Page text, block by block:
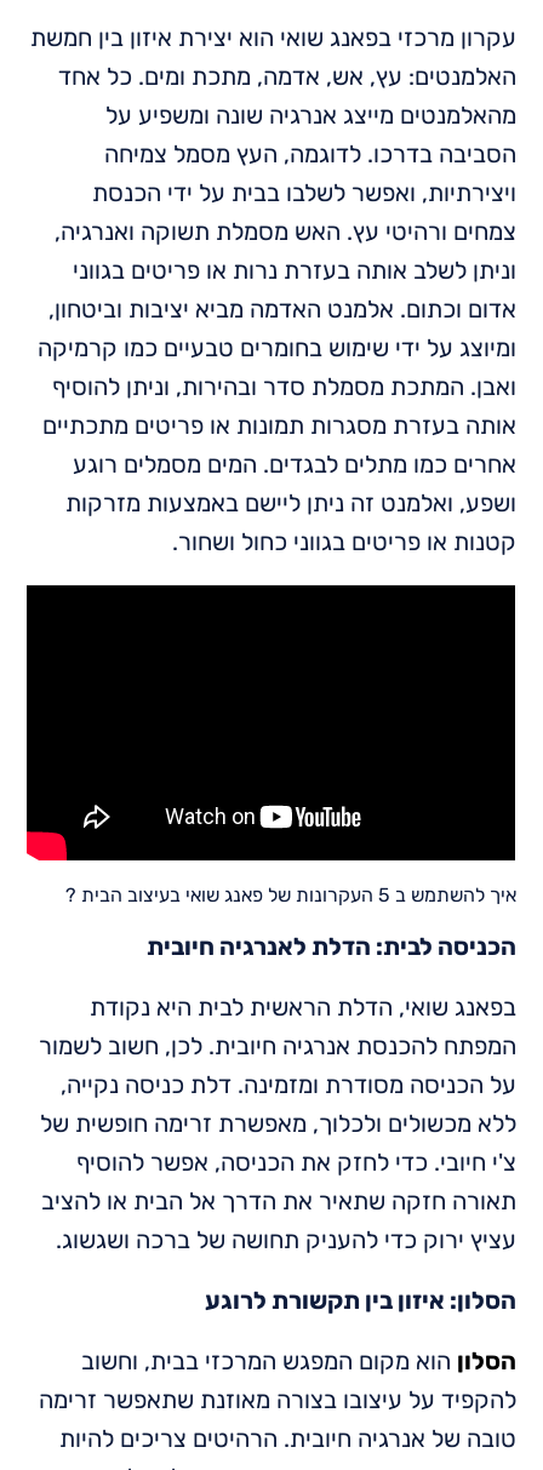
עקרון מרכזי בפאנג שואי הוא יצירת איזון בין חמשת
האלמנטים: עץ, אש, אדמה, מתכת ומים. כל אחד
מהאלמנטים מייצג אנרגיה שונה ומשפיע על
הסביבה בדרכו. לדוגמה, העץ מסמל צמיחה
ויצירתיות, ואפשר לשלבו בבית על ידי הכנסת
צמחים ורהיטי עץ. האש מסמלת תשוקה ואנרגיה,
וניתן לשלב אותה בעזרת נרות או פריטים בגווני
אדום וכתום. אלמנט האדמה מביא יציבות וביטחון,
ומיוצג על ידי שימוש בחומרים טבעיים כמו קרמיקה
ואבן. המתכת מסמלת סדר ובהירות, וניתן להוסיף
אותה בעזרת מסגרות תמונות או פריטים מתכתיים
אחרים כמו מתלים לבגדים. המים מסמלים רוגע
ושפע, ואלמנט זה ניתן ליישם באמצעות מזרקות
קטנות או פריטים בגווני כחול ושחור.
איך להשתמש ב 5 העקרונות של פאנג שואי בעיצוב הבית ?
הכניסה לבית: הדלת לאנרגיה חיובית
בפאנג שואי, הדלת הראשית לבית היא נקודת
המפתח להכנסת אנרגיה חיובית. לכן, חשוב לשמור
על הכניסה מסודרת ומזמינה. דלת כניסה נקייה,
ללא מכשולים ולכלוך, מאפשרת זרימה חופשית של
צ'י חיובי. כדי לחזק את הכניסה, אפשר להוסיף
תאורה חזקה שתאיר את הדרך אל הבית או להציב
עציץ ירוק כדי להעניק תחושה של ברכה ושגשוג.
הסלון: איזון בין תקשורת לרוגע
הסלון הוא מקום המפגש המרכזי בבית, וחשוב
להקפיד על עיצובו בצורה מאוזנת שתאפשר זרימה
טובה של אנרגיה חיובית. הרהיטים צריכים להיות